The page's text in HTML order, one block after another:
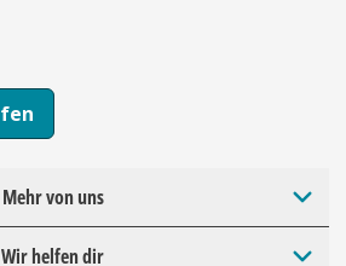
Mehr von uns
Wir helfen dir